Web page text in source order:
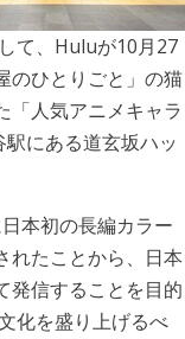
て、Huluが10月27
のひとりごと」の猫
「人気アニメキャラ
駅にある道玄坂ハッ
本初の長編カラー
れたことから、日本
発信することを目的
化を盛り上げるべ